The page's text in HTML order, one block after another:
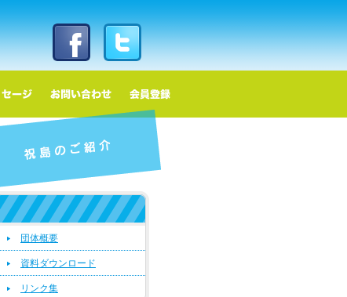
メニュー団体概要
資料ダウンロード
リンク集